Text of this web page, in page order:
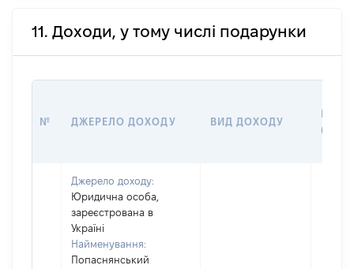
11. Доходи, у тому числі подарунки
№ ДЖЕРЕЛО ДОХОДУ ВИД ДОХОДУ
Джерело доходу:
Юридична особа,
зареєстрована в
Україні
Найменування:
Попаснянський